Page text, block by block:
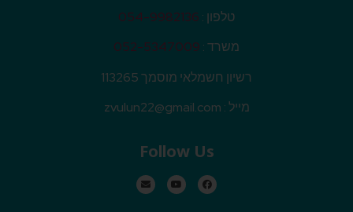
טלפון : 054-9982136
משרד : 052-5347009
רשיון חשמלאי מוסמך 113265
מייל : zvulun22@gmail.com
Follow Us